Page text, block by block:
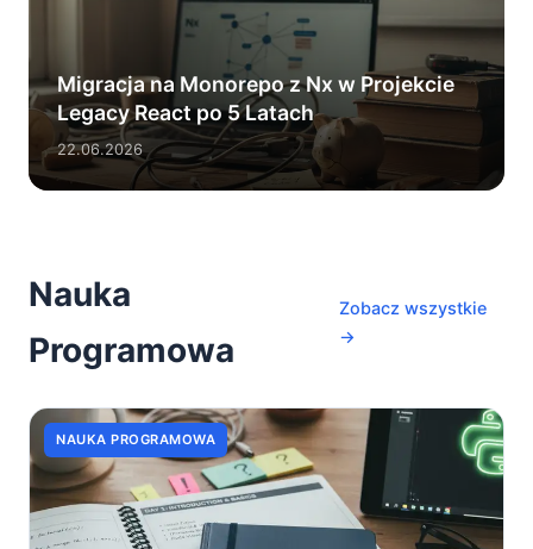
Migracja na Monorepo z Nx w Projekcie
Legacy React po 5 Latach
22.06.2026
Nauka
Programowa
Zobacz wszystkie
→
NAUKA PROGRAMOWA